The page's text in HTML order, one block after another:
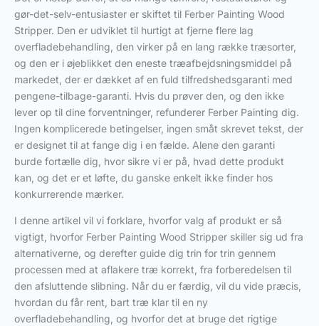
gør-det-selv-entusiaster er skiftet til Ferber Painting Wood
Stripper. Den er udviklet til hurtigt at fjerne flere lag
overfladebehandling, den virker på en lang række træsorter,
og den er i øjeblikket den eneste træafbejdsningsmiddel på
markedet, der er dækket af en fuld tilfredshedsgaranti med
pengene-tilbage-garanti. Hvis du prøver den, og den ikke
lever op til dine forventninger, refunderer Ferber Painting dig.
Ingen komplicerede betingelser, ingen småt skrevet tekst, der
er designet til at fange dig i en fælde. Alene den garanti
burde fortælle dig, hvor sikre vi er på, hvad dette produkt
kan, og det er et løfte, du ganske enkelt ikke finder hos
konkurrerende mærker.
I denne artikel vil vi forklare, hvorfor valg af produkt er så
vigtigt, hvorfor Ferber Painting Wood Stripper skiller sig ud fra
alternativerne, og derefter guide dig trin for trin gennem
processen med at aflakere træ korrekt, fra forberedelsen til
den afsluttende slibning. Når du er færdig, vil du vide præcis,
hvordan du får rent, bart træ klar til en ny
overfladebehandling, og hvorfor det at bruge det rigtige